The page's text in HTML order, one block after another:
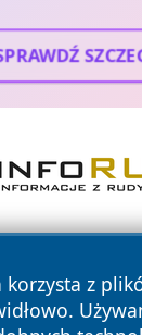
korzysta z